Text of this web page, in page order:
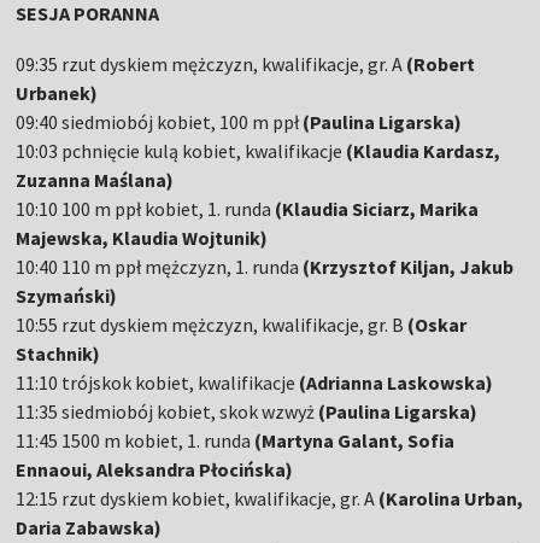
SESJA PORANNA
09:35 rzut dyskiem mężczyzn, kwalifikacje, gr. A (Robert
Urbanek)
09:40 siedmiobój kobiet, 100 m ppł(Paulina Ligarska)
10:03 pchnięcie kulą kobiet, kwalifikacje (Klaudia Kardasz,
Zuzanna Maślana)
10:10 100 m ppł kobiet, 1. runda (Klaudia Siciarz, Marika
Majewska, Klaudia Wojtunik)
10:40 110 m ppł mężczyzn, 1. runda (Krzysztof Kiljan, Jakub
Szymański)
10:55 rzut dyskiem mężczyzn, kwalifikacje, gr. B (Oskar
Stachnik)
11:10 trójskok kobiet, kwalifikacje (Adrianna Laskowska)
11:35 siedmiobój kobiet, skok wzwyż (Paulina Ligarska)
11:45 1500 m kobiet, 1. runda (Martyna Galant, Sofia
Ennaoui, Aleksandra Płocińska)
12:15 rzut dyskiem kobiet, kwalifikacje, gr. A (Karolina Urban,
Daria Zabawska)